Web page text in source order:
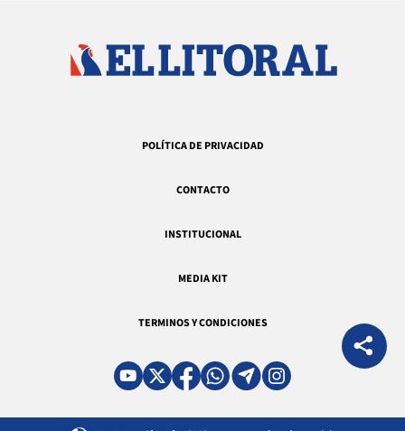
POLÍTICA DE PRIVACIDAD
CONTACTO
INSTITUCIONAL
MEDIA KIT
TERMINOS Y CONDICIONES